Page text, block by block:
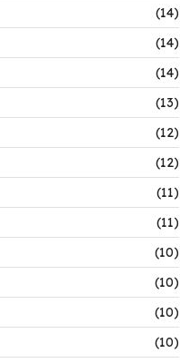
(14)
(14)
(14)
(13)
(12)
(12)
(11)
(11)
(10)
(10)
(10)
(10)